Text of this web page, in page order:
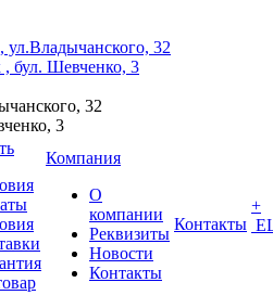
ул.Владычанского, 32
, бул. Шевченко, 3
32
3
Компания
О
компании
Реквизиты
Новости
Контакты
Контакты
+